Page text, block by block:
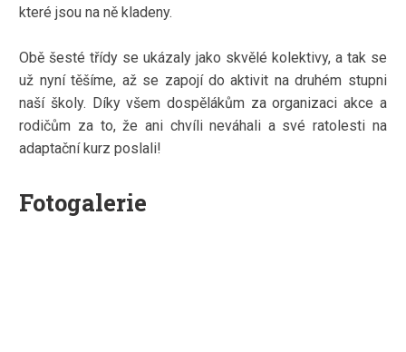
které jsou na ně kladeny.
Obě šesté třídy se ukázaly jako skvělé kolektivy, a tak se
už nyní těšíme, až se zapojí do aktivit na druhém stupni
naší školy. Díky všem dospělákům za organizaci akce a
rodičům za to, že ani chvíli neváhali a své ratolesti na
adaptační kurz poslali!
Fotogalerie